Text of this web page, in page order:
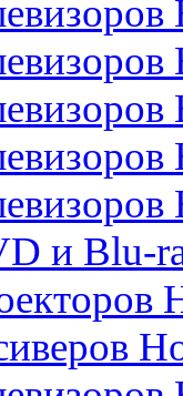
и Blu-